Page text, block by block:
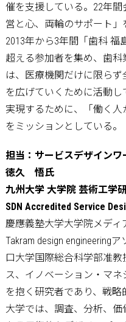
催を支援している。22年
営と心、両輪のサポート」
2013年から3年間「歯科 福
超える参加者を集め、歯
は、医療機関だけに限らず
を広げていくために活動
実現するために、「働く
をミッションとしている。
担当：サービスデザインワ
徳久 悟氏
九州大学 大学院 芸術工学
SDN Accredited Service
慶應義塾大学大学院メディ
Takram design engineering
口大学国際総合科学部准
ス、イノベーション・マ
を抱く研究者であり、戦
大学では、調査、分析、